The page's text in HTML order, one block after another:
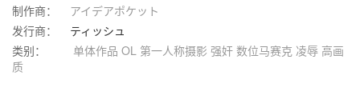
制作商：
アイデアポケット
发行商：
ティッシュ
类别：
单体作品 OL 第一人称摄影 强奸 数位马赛克 凌辱 高画
质